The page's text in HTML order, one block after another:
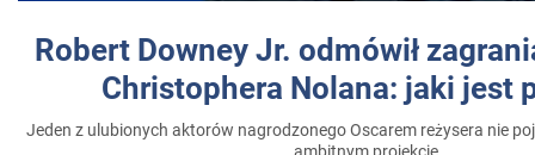
Robert Downey Jr. odmówił
Christophera Nolana: jaki jest
Jeden z ulubionych aktorów nagrodzonego Oscarem reżysera nie